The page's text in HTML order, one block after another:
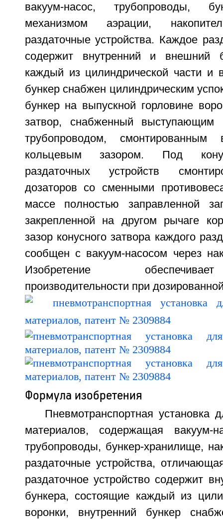
вакуум-насос, трубопроводы,
механизмом аэрации,
раздаточные устройства. Каждое
содержит внутренний и внешний
каждый из цилиндрической части и
бункер снабжен цилиндрическим
бункер на выпускной горловине
затвор, снабженный
трубопроводом,
кольцевым зазором. Под
раздаточных устройств
дозаторов со сменными
массе полностью заправленной
закрепленной на другом рычаге
зазор конусного затвора каждого
сообщен с вакуум-насосом через
Изобретение
производительности при
Формула изобретения
Пневмотранспортная установка
материалов, содержащая вакуум-
трубопроводы, бункер-хранилище,
раздаточные устройства,
раздаточное устройство содержит
бункера, состоящие каждый из
воронки, внутренний бункер